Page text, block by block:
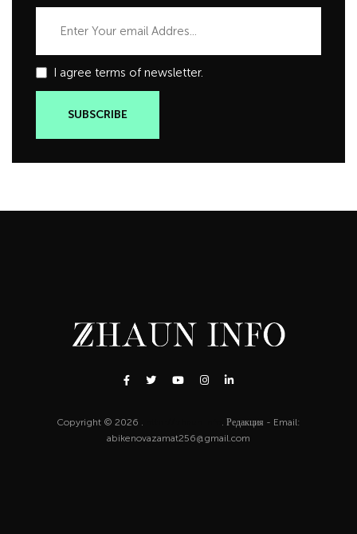
I agree terms of newsletter.
Copyright © 2026 .
. Редакция - Email:
abikenovazamat256@gmail.com